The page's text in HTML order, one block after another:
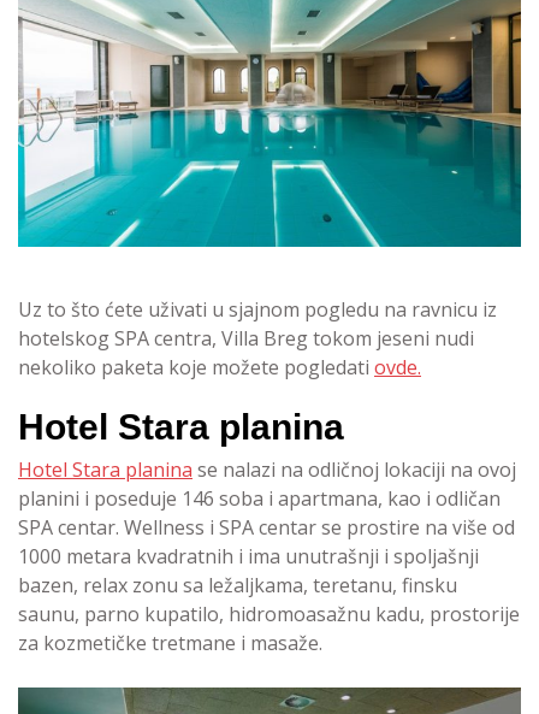
Uz to što ćete uživati u sjajnom pogledu na ravnicu iz
hotelskog SPA centra, Villa Breg tokom jeseni nudi
nekoliko paketa koje možete pogledati ovde.
Hotel Stara planina
Hotel Stara planina se nalazi na odličnoj lokaciji na ovoj
planini i poseduje 146 soba i apartmana, kao i odličan
SPA centar. Wellness i SPA centar se prostire na više od
1000 metara kvadratnih i ima unutrašnji i spoljašnji
bazen, relax zonu sa ležaljkama, teretanu, finsku
saunu, parno kupatilo, hidromoasažnu kadu, prostorije
za kozmetičke tretmane i masaže.